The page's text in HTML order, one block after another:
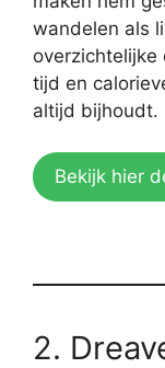
wandelen als
tijd en
altijd bijhoudt.
Bekijk hier
2.